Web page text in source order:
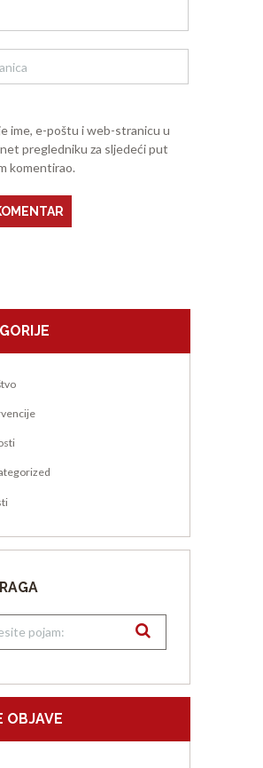
ime, e-poštu i web-stranicu u
pregledniku za sljedeći put
komentirao.
OBJAVE